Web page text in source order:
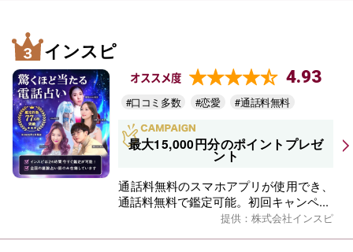
インスピ
オススメ度 4.93
#口コミ多数 #恋愛 #通話料無料
最大15,000円分のポイントプレゼ
ント
通話料無料のスマホアプリが使用でき、
通話料無料で鑑定可能。初回キャンペ...
提供：株式会社インスピ